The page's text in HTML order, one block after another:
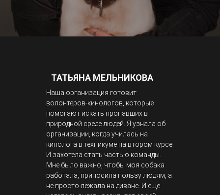
Наша организация готовит
волонтеров-кинологов, которые
помогают искать пропавших в
природной среде людей. Я узнала об
организации, когда училась на
кинолога в техникуме на втором курсе.
И захотела стать частью команды.
Мне было важно, чтобы моя собака
работала, приносила пользу людям, а
не просто лежала на диване. И еще
ТАТЬЯНА МЕЛЬНИКОВА